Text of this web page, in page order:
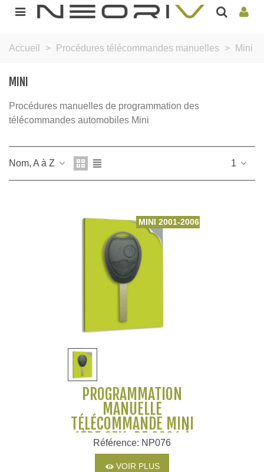
Accueil > Procédures télécommandes manuelles > Mini
MINI
Procédures manuelles de programmation des
télécommandes automobiles Mini
Nom, A à Z 1
MINI 2001-2006
PROGRAMMATION
MANUELLE
TÉLÉCOMMANDE MINI
1ÈRE GEN. DE 2001 À
2006
Référence: NP076
VOIR PLUS